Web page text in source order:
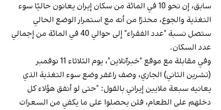
سابق، إن نحو 10 في المائة من سكان إيران يعانون حاليًا سوء
التغذية والجوع، محذرًا من أنه مع استمرار الوضع الحالي
ستصل نسبة "عدد الفقراء" إلى حوالي 40 في المائة من إجمالي
عدد السكان.
وفي مقابلة مع موقع "خبرآنلاین"، يوم الثلاثاء 11 نوفمبر
(تشرين الثاني) الجاري، وصف راغفر وضع سوء التغذية الذي
يعانيه سبعة ملايين إيراني بالقول: "حتى لو أنفق هؤلاء كل
دخلهم على الطعام، فلن يحصلوا على ما يكفي من السعرات